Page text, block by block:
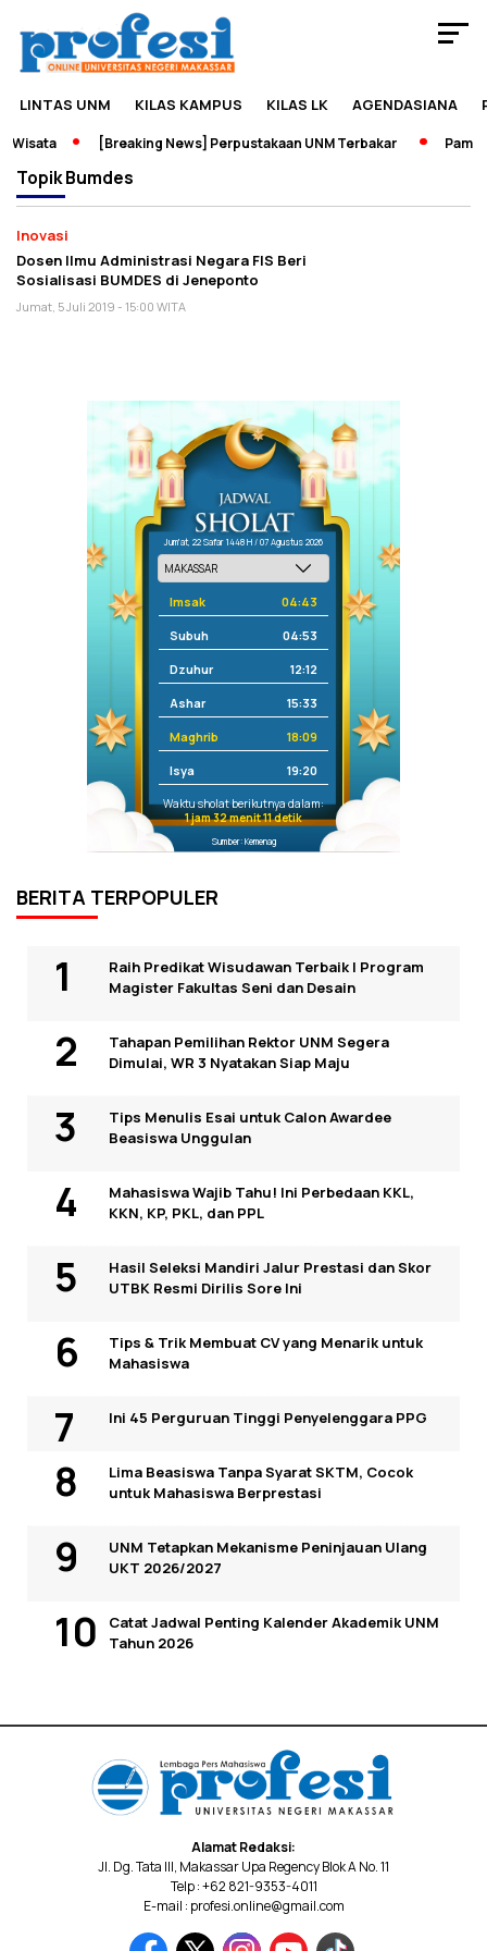
LINTAS UNM KILAS KAMPUS KILAS LK AGENDASIANA
[Breaking News] Perpustakaan UNM Terbakar
TopikBumdes
Inovasi
Dosen Ilmu Administrasi Negara FIS Beri
Sosialisasi BUMDES di Jeneponto
Jumat, 5 Juli 2019 - 15:00 WITA
Jum'at, 22 Safar 1448 H / 07 Agustus 2026
Imsak 04:43
Subuh 04:53
Dzuhur 12:12
Ashar 15:33
Maghrib 18:09
Isya 19:20
Waktu sholat berikutnya dalam:
1 jam 32 menit 11 detik
Sumber: Kemenag
BERITA TERPOPULER
Raih Predikat Wisudawan Terbaik I Program
Magister Fakultas Seni dan Desain
Tahapan Pemilihan Rektor UNM Segera
Dimulai, WR 3 Nyatakan Siap Maju
Tips Menulis Esai untuk Calon Awardee
Beasiswa Unggulan
Mahasiswa Wajib Tahu! Ini Perbedaan KKL,
KKN, KP, PKL, dan PPL
Hasil Seleksi Mandiri Jalur Prestasi dan Skor
UTBK Resmi Dirilis Sore Ini
Tips & Trik Membuat CV yang Menarik untuk
Mahasiswa
Ini 45 Perguruan Tinggi Penyelenggara PPG
Lima Beasiswa Tanpa Syarat SKTM, Cocok
untuk Mahasiswa Berprestasi
UNM Tetapkan Mekanisme Peninjauan Ulang
UKT 2026/2027
Catat Jadwal Penting Kalender Akademik UNM
Tahun 2026
Alamat Redaksi:
Jl. Dg. Tata III, Makassar Upa Regency Blok A No. 11
Telp : +62 821-9353-4011
E-mail : profesi.online@gmail.com